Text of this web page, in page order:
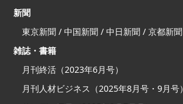
新聞
東京新聞 / 中国新聞 / 中日新聞 / 京都新聞
雑誌・書籍
月刊終活（2023年6月号）
月刊人材ビジネス（2025年8月号・9月号）